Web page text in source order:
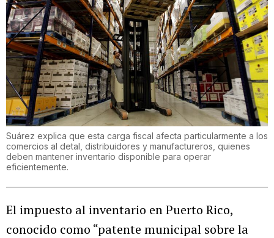
Suárez explica que esta carga fiscal afecta particularmente a los
comercios al detal, distribuidores y manufactureros, quienes
deben mantener inventario disponible para operar
eficientemente.
El impuesto al inventario en Puerto Rico,
conocido como “patente municipal sobre la